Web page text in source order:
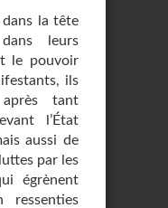
la tête
leurs
le pouvoir
ils
tant
l’État
aussi de
par les
égrènent
ressenties